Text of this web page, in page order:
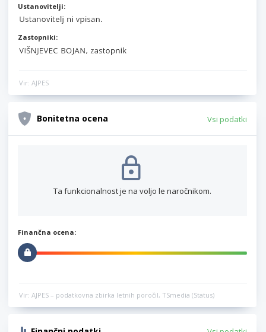
Ustanovitelji:
Zastopniki:
Vir: AJPES
Bonitetna ocena Vsi podatki
Ta funkcionalnost je na voljo le naročnikom.
Finančna ocena:
Vir: AJPES – podatkovna zbirka letnih poročil, TSmedia (Status)